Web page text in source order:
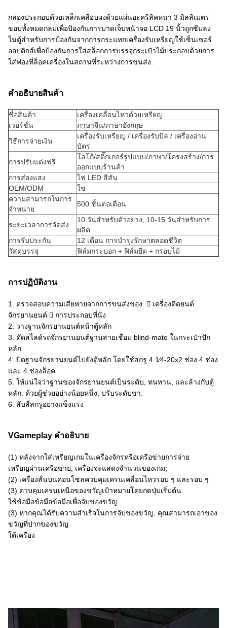
กล่องประกอบด้วยเหล็กเคลือบผงด้วยแผ่นอะคริลิคหนา 3 มิลลิเมตร
ขอบทั้งหมดกลมเพื่อป้องกันการบาดเจ็บหน้าจอ LCD 19 นิ้วถูกซึมลง
ในตู้สําหรับการป้องกันจากการกระแทกเครื่องรับเหรียญใช้เซ็นเซอร์
ออปติกส์เพื่อป้องกันการใส่สล็อกการบรรจุกระเป๋าไม้ประกอบด้วยการ
ใส่ฟองที่ล็อคเครื่องในสถานที่ระหว่างการขนส่ง.
คําอธิบายสินค้า
ชื่อสินค้า
เครื่องเคลื่อนไหวด้วยเหรียญ
เวอร์ชั่น
ภาษาจีน/ภาษาอังกฤษ
วิธีการจ่ายเงิน
เครื่องรับเหรียญ / เครื่องรับบิล / เครื่องอ่าน
บัตร
การปรับแต่งฟรี
โลโก้/สติ๊กเกอร์รูปแบบ/ภาษา/โครงสร้าง/การ
ออกแบบร้านค้า
การส่องแสง
ไฟ LED สีสัน
OEM/ODM
ใช่
ความสามารถในการ
จําหน่าย
500 ชิ้นต่อเดือน
ระยะเวลาการจัดส่ง
10 วันสําหรับตัวอย่าง; 10-15 วันสําหรับการ
ผลิต
การรับประกัน
12 เดือน การบํารุงรักษาตลอดชีวิต
วัสดุบรรจุ
ฟิล์มกระบอก + ฟิล์มยืด + กรอบไม้
การปฏิบัติงาน
1. ตรวจสอบความเสียหายจากการขนส่งของ:  เครื่องติดยนต์
จักรยานยนต์  การประกอบที่นั่ง
2. วางฐานจักรยานยนต์หน้าตู้หลัก
3. ดัดสไลด์รถจักรยานยนต์ฐานสายเชื่อม blind-mate ในกระเป๋าปัก
หลัก
4. ปิดฐานจักรยานยนต์ไปยังตู้หลัก โดยใช้สกรู 4 1⁄4-20x2 ช่อง 4 ช่อง
และ 4 ช่องล็อค
5. ให้แน่ใจว่าฐานของจักรยานยนต์เป็นระดับ, ทนทาน, และล้างกับตู้
หลัก. ด้วยผู้ช่วยอย่างน้อยหนึ่ง, ปรับระดับขา.
6. สับสี่สกรูอย่างแข็งแรง
VGameplay คําอธิบาย
(1) หลังจากใส่เหรียญเกมในเครื่องจักรหรือเครือข่ายการจ่าย
เหรียญผ่านเครือข่าย, เครื่องจะแสดงจํานวนของเกม;
(2) เครื่องสั่นบนคอนโซลควบคุมเครนเคลื่อนไหวรอบ ๆ และรอบ ๆ
(3) ควบคุมเครนเหนือของขวัญเป้าหมายโดยกดปุ่มเริ่มต้น
ใช้ข้อมือข้อมือข้อมือเพื่อจับของขวัญ
(3) หากคุณได้รับความสําเร็จในการจับของขวัญ, คุณสามารถเอาของ
ขวัญที่ปากของขวัญ
ใต้เครื่อง